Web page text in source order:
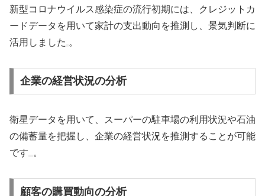
新型コロナウイルス感染症の流行初期には、クレジットカ
ードデータを用いて家計の支出動向を推測し、景気判断に
活用しました 。
企業の経営状況の分析
衛星データを用いて、スーパーの駐車場の利用状況や石油
の備蓄量を把握し、企業の経営状況を推測することが可能
です
。
顧客の購買動向の分析